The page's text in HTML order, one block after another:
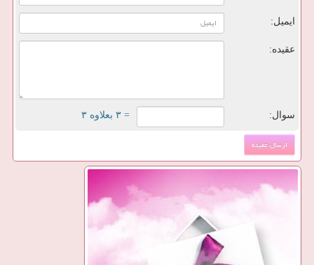
ایمیل:
عقیده:
سوال: = ۳ بعلاوه ۳